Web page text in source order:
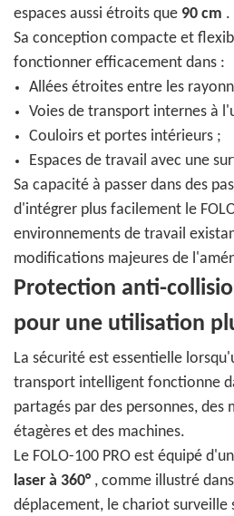
espaces aussi étroits que 90 cm .
Sa conception compacte et
fonctionner efficacement dans :
Allées étroites entre les
Voies de transport internes à
Couloirs et portes intérieurs ;
Espaces de travail avec une
Sa capacité à passer dans des
d'intégrer plus facilement le
environnements de travail
modifications majeures de
Protection anti-
pour une utilisation
La sécurité est essentielle
transport intelligent fonctionne
partagés par des personnes, des
étagères et des machines.
Le FOLO-100 PRO est équipé d'un
laser à 360° , comme illustré
déplacement, le chariot